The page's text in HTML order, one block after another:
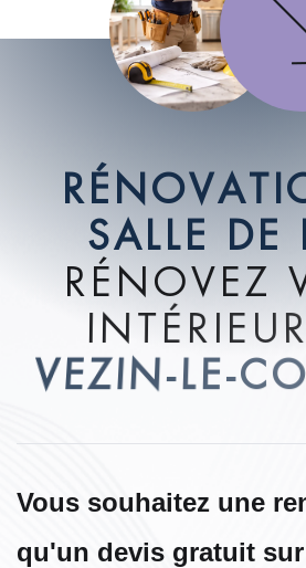
RÉ NOVATI
SALLE DE
RÉ NOVEZ
INTÉRIE UR
VEZIN-LE-CO
Vous souhaitez une
qu'un devis gratuit sur